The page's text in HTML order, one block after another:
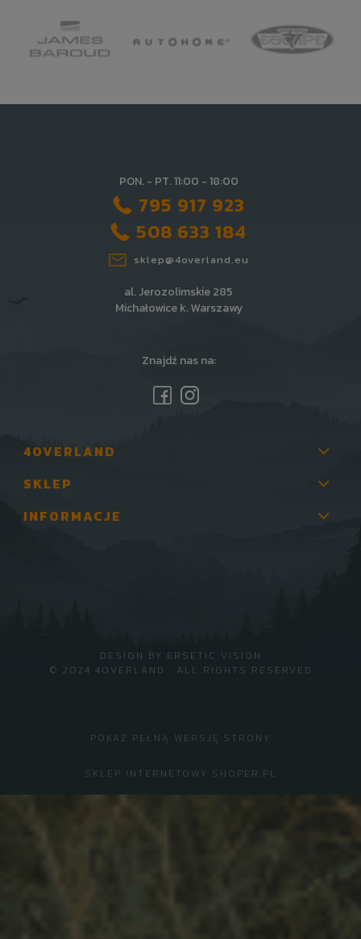
PON. - PT. 11:00 - 18:00
795 917 923
508 633 184
sklep@4overland.eu
al. Jerozolimskie 285
Michałowice k. Warszawy
Znajdź nas na:
4OVERLAND
SKLEP
INFORMACJE
© 2024 4OVERLAND · ALL RIGHTS RESERVED
DESIGN BY ERSETIC VISION
POKAŻ PEŁNĄ WERSJĘ STRONY
SKLEP INTERNETOWY SHOPER.PL